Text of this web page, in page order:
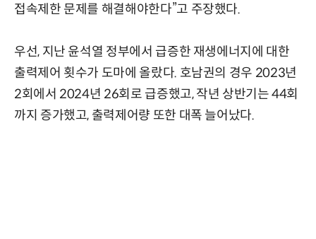
접속제한 문제를 해결해야한다”고 주장했다.
우선, 지난 윤석열 정부에서 급증한 재생에너지에 대한
출력제어 횟수가 도마에 올랐다. 호남권의 경우 2023년
2회에서 2024년 26회로 급증했고, 작년 상반기는 44회
까지 증가했고, 출력제어량 또한 대폭 늘어났다.